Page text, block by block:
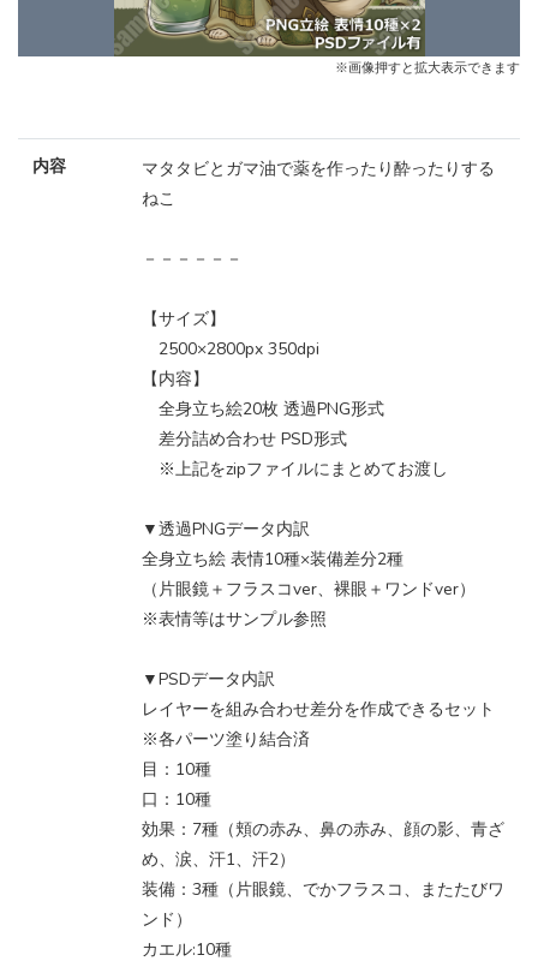
※画像押すと拡大表示できます
内容
マタタビとガマ油で薬を作ったり酔ったりする
ねこ
－－－－－－
【サイズ】
2500×2800px 350dpi
【内容】
全身立ち絵20枚 透過PNG形式
差分詰め合わせ PSD形式
※上記をzipファイルにまとめてお渡し
▼透過PNGデータ内訳
全身立ち絵 表情10種×装備差分2種
（片眼鏡＋フラスコver、裸眼＋ワンドver）
※表情等はサンプル参照
▼PSDデータ内訳
レイヤーを組み合わせ差分を作成できるセット
※各パーツ塗り結合済
目：10種
口：10種
効果：7種（頬の赤み、鼻の赤み、顔の影、青ざ
め、涙、汗1、汗2）
装備：3種（片眼鏡、でかフラスコ、またたびワ
ンド）
カエル:10種